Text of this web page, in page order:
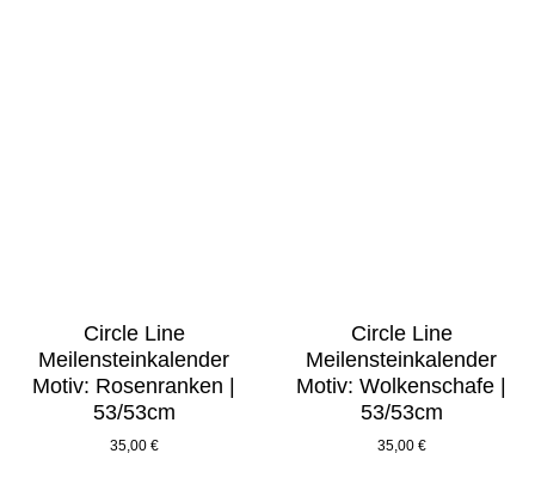
Circle Line
Meilensteinkalender
Motiv: Rosenranken |
53/53cm
35,00 €
Circle Line
Meilensteinkalender
Motiv: Wolkenschafe |
53/53cm
35,00 €